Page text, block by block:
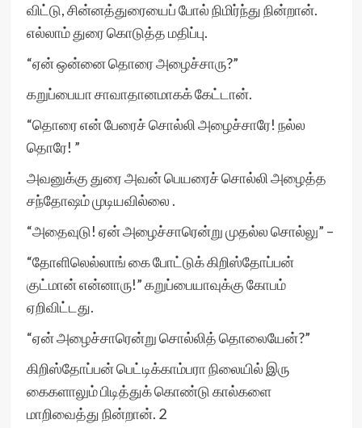
விட்டு, சின்னத்துரையைப் போல் நிமிர்ந்து நின்றான்.
எல்லாம் துரை கொடுத்த மதிப்பு.
“ஏன் ஒன்னை தொரை அழைச்சாரு?”
கறுப்பையா சாவாதானமாகக் கேட்டான்.
“தொரை என் பேரைச் சொல்லி அழைச்சாரே! நல்ல
தொரே! ”
அவனுக்கு துரை அவன் பெயரைச் சொல்லி அழைத்த
சந்தோஷம் முடியவில்லை .
“அதைவுடு! ஏன் அழைச்சாரென்று முதல்ல சொல்லு” –
“தோளிலெல்லாங் கை போட்டுக் கிறிஸ்தோப்பன்
குட்மான் என்னாரு!” கறுப்பையாவுக்கு கோபம்
ஏறிவிட்டது.
“ஏன் அழைச்சாரென்று சொல்லித் தொலையேன்?”
கிறிஸ்தோப்பன் பெட்டிக்காம்பரா நிலையில் இரு
கைகளாலும் பிடித்துக் கொண்டு கால்களை
மாறிவைத்து நின்றான். 2